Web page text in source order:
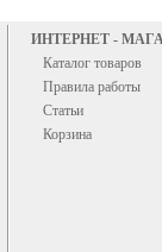
ИНТЕРНЕТ -
Каталог товаров
Правила работы
Статьи
Корзина